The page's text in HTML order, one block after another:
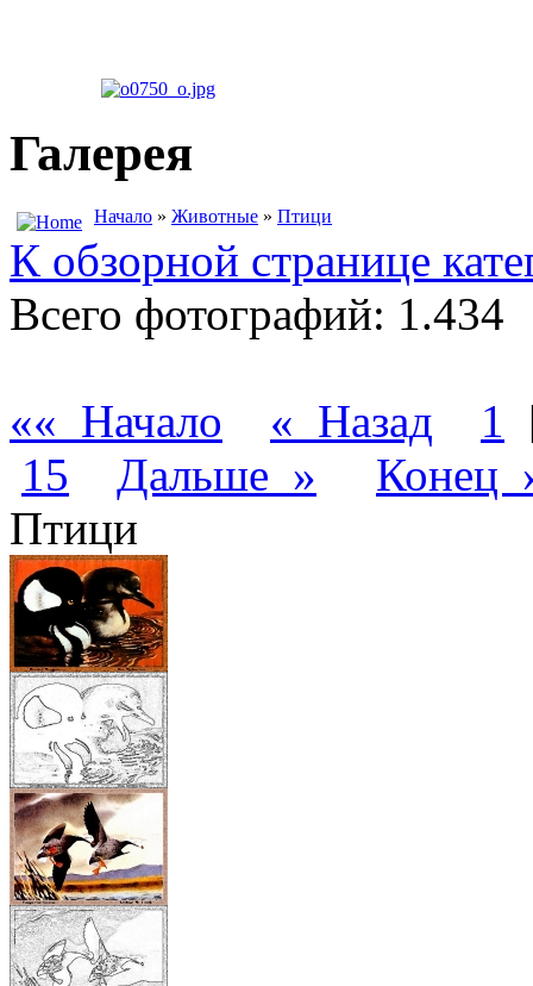
Галерея
Начало » Животные » Птици
К обзорной странице
Всего фотографий: 1.434
«« Начало « Назад 1
15
Дальше »
Конец
Птици